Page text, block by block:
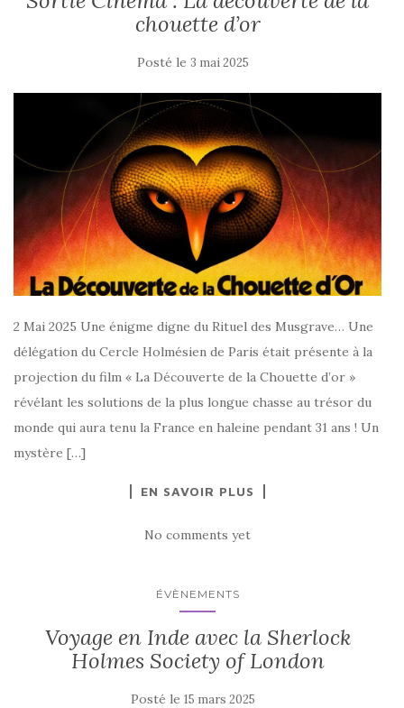
chouette d’or
Posté le 3 mai 2025
2 Mai 2025 Une énigme digne du Rituel des Musgrave… Une
délégation du Cercle Holmésien de Paris était présente à la
projection du film « La Découverte de la Chouette d’or »
révélant les solutions de la plus longue chasse au trésor du
monde qui aura tenu la France en haleine pendant 31 ans ! Un
mystère […]
EN SAVOIR PLUS
No comments yet
ÉVÈNEMENTS
Voyage en Inde avec la Sherlock
Holmes Society of London
Posté le 15 mars 2025